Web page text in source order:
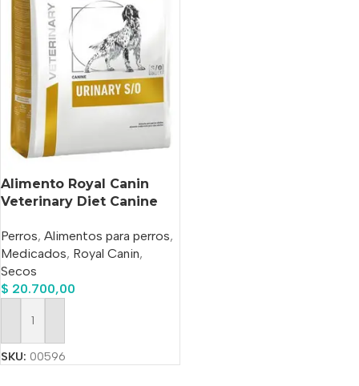
Alimento Royal Canin
Veterinary Diet Canine
Adulto Todos Los
Tamaños Sabor Mix En
Bolsa De 1.5 kg
Perros, Alimentos para perros,
Medicados, Royal Canin,
Secos
$ 20.700,00
Añadir Al Carrito
SKU: 00596